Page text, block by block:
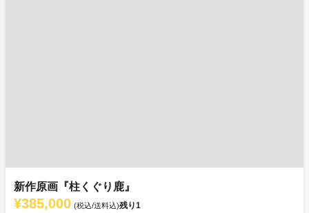
新作原画『柱くぐり鹿』
¥385,000 (税込/送料込)残り1